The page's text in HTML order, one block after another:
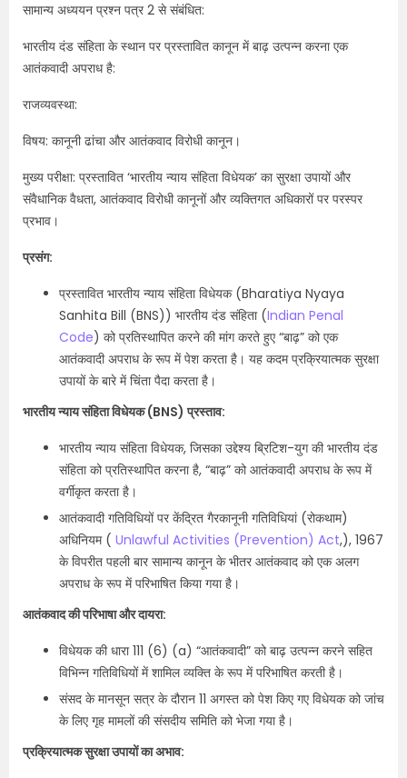
सामान्य अध्ययन प्रश्न पत्र 2 से संबंधित:
भारतीय दंड संहिता के स्थान पर प्रस्तावित कानून में बाढ़ उत्पन्न करना एक
आतंकवादी अपराध है:
राजव्यवस्था:
विषय: कानूनी ढांचा और आतंकवाद विरोधी कानून।
मुख्य परीक्षा: प्रस्तावित ‘भारतीय न्याय संहिता विधेयक’ का सुरक्षा उपायों और
संवैधानिक वैधता, आतंकवाद विरोधी कानूनों और व्यक्तिगत अधिकारों पर परस्पर
प्रभाव।
प्रसंग:
प्रस्तावित भारतीय न्याय संहिता विधेयक (Bharatiya Nyaya
Sanhita Bill (BNS)) भारतीय दंड संहिता (Indian Penal
Code) को प्रतिस्थापित करने की मांग करते हुए “बाढ़” को एक
आतंकवादी अपराध के रूप में पेश करता है। यह कदम प्रक्रियात्मक सुरक्षा
उपायों के बारे में चिंता पैदा करता है।
भारतीय न्याय संहिता विधेयक (BNS) प्रस्ताव:
भारतीय न्याय संहिता विधेयक, जिसका उद्देश्य ब्रिटिश-युग की भारतीय दंड
संहिता को प्रतिस्थापित करना है, “बाढ़” को आतंकवादी अपराध के रूप में
वर्गीकृत करता है।
आतंकवादी गतिविधियों पर केंद्रित गैरकानूनी गतिविधियां (रोकथाम)
अधिनियम ( Unlawful Activities (Prevention) Act,), 1967
के विपरीत पहली बार सामान्य कानून के भीतर आतंकवाद को एक अलग
अपराध के रूप में परिभाषित किया गया है।
आतंकवाद की परिभाषा और दायरा:
विधेयक की धारा 111 (6) (a) “आतंकवादी” को बाढ़ उत्पन्न करने सहित
विभिन्न गतिविधियों में शामिल व्यक्ति के रूप में परिभाषित करती है।
संसद के मानसून सत्र के दौरान 11 अगस्त को पेश किए गए विधेयक को जांच
के लिए गृह मामलों की संसदीय समिति को भेजा गया है।
प्रक्रियात्मक सुरक्षा उपायों का अभाव: